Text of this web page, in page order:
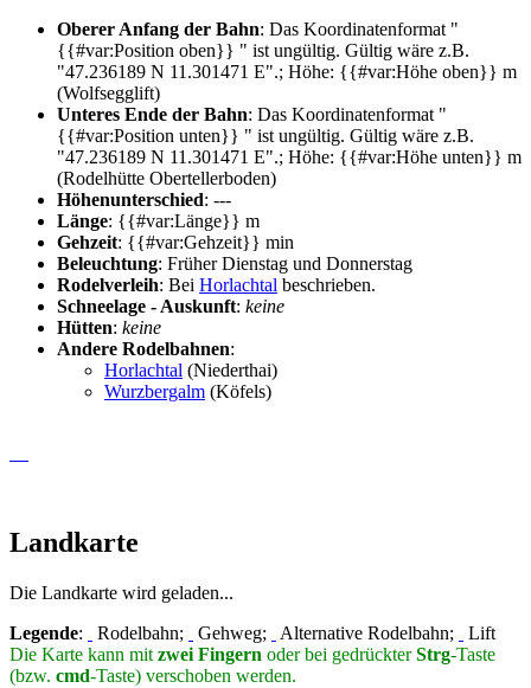
Oberer Anfang der Bahn: Das Koordinatenformat "
{{#var:Position oben}} " ist ungültig. Gültig wäre z.B.
"47.236189 N 11.301471 E".; Höhe: {{#var:Höhe oben}} m
(Wolfsegglift)
Unteres Ende der Bahn: Das Koordinatenformat "
{{#var:Position unten}} " ist ungültig. Gültig wäre z.B.
"47.236189 N 11.301471 E".; Höhe: {{#var:Höhe unten}} m
(Rodelhütte Obertellerboden)
Höhenunterschied: ---
Länge: {{#var:Länge}} m
Gehzeit: {{#var:Gehzeit}} min
Beleuchtung: Früher Dienstag und Donnerstag
Rodelverleih: Bei Horlachtal beschrieben.
Schneelage - Auskunft: keine
Hütten: keine
Andere Rodelbahnen:
Horlachtal (Niederthai)
Wurzbergalm (Köfels)
Landkarte
Die Landkarte wird geladen...
Legende: Rodelbahn; Gehweg; Alternative Rodelbahn;
Lift
Die Karte kann mit zwei Fingern oder bei gedrückterStrg-Taste
(bzw. cmd-Taste) verschoben werden.